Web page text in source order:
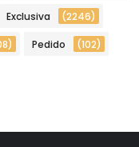
Exclusiva (2246)
Pedido (102)